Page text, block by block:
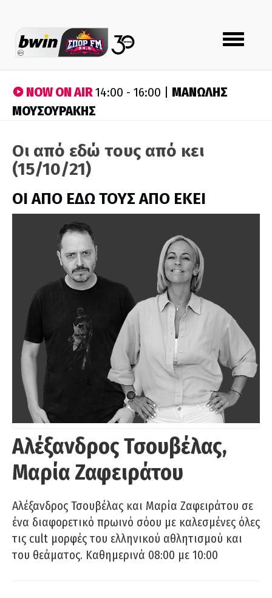
Toggle
navigation
NOW ON AIR14:00 - 16:00 | ΜΑΝΩΛΗΣ
ΜΟΥΣΟΥΡΑΚΗΣ
Οι από εδώ τους από κει
(15/10/21)
ΟΙ ΑΠΟ ΕΔΩ ΤΟΥΣ ΑΠΟ ΕΚΕΙ
Αλέξανδρος Τσουβέλας,
Μαρία Ζαφειράτου
Αλέξανδρος Τσουβέλας και Μαρία Ζαφειράτου σε
ένα διαφορετικό πρωινό σόου με καλεσμένες όλες
τις cult μορφές του ελληνικού αθλητισμού και
του θεάματος. Καθημερινά 08:00 με 10:00